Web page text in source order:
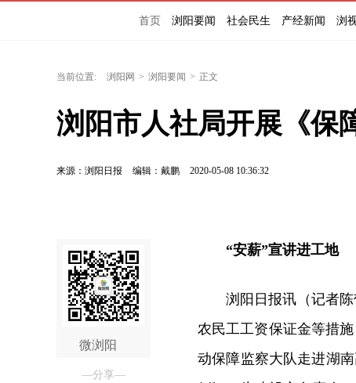
首页 浏阳要闻 社会民生 产经新闻 浏
当前位置: 浏阳网 > 浏阳要闻 > 正文
浏阳市人社局开展《保
来源：浏阳日报 编辑：戴鹏 2020-05-08 10:36:32
微浏阳
—分享—
“安薪”宣讲进工地
浏阳日报讯（记者
农民工工资保证金等措
动保障监察大队走进湖